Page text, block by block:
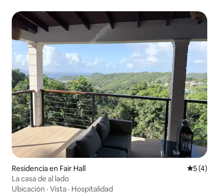
Residencia en Fair Hall
5 (4)
La casa de al lado
Ubicación · Vista · Hospitalidad